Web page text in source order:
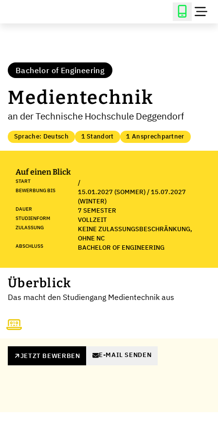
Bachelor of Engineering
Medientechnik
an der Technische Hochschule Deggendorf
Sprache: Deutsch 1 Standort 1 Ansprechpartner
Auf einen Blick
START /
BEWERBUNG BIS
15.01.2027 (SOMMER) / 15.07.2027
(WINTER)
DAUER 7 SEMESTER
STUDIENFORM VOLLZEIT
ZULASSUNG
KEINE ZULASSUNGSBESCHRÄNKUNG,
OHNE NC
ABSCHLUSS BACHELOR OF ENGINEERING
Überblick
Das macht den Studiengang Medientechnik aus
JETZT BEWERBEN E-MAIL SENDEN